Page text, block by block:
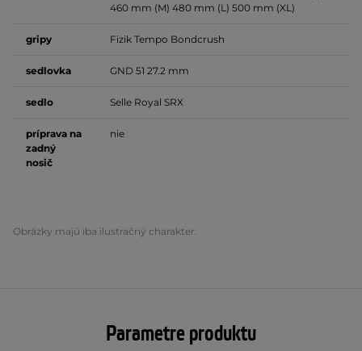
460 mm (M) 480 mm (L) 500 mm (XL)
gripy Fizik Tempo Bondcrush
sedlovka GND 51 27.2 mm
sedlo Selle Royal SRX
príprava na
zadný
nosič
nie
Obrázky majú iba ilustračný charakter.
Parametre produktu